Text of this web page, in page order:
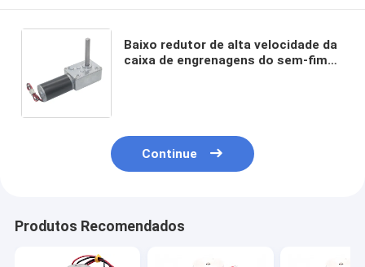
Baixo redutor de alta velocidade da
caixa de engrenagens do sem-fim
Continue
Produtos Recomendados